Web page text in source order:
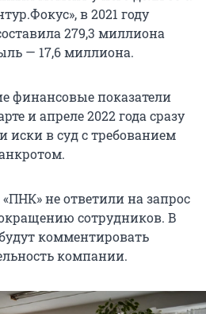
в 2021 году
279,3 миллиона
— 17,6 миллиона.
финансовые показатели
и апреле 2022 года сразу
иски в суд с требованием
не ответили на запрос
сотрудников. В
комментировать
компании.